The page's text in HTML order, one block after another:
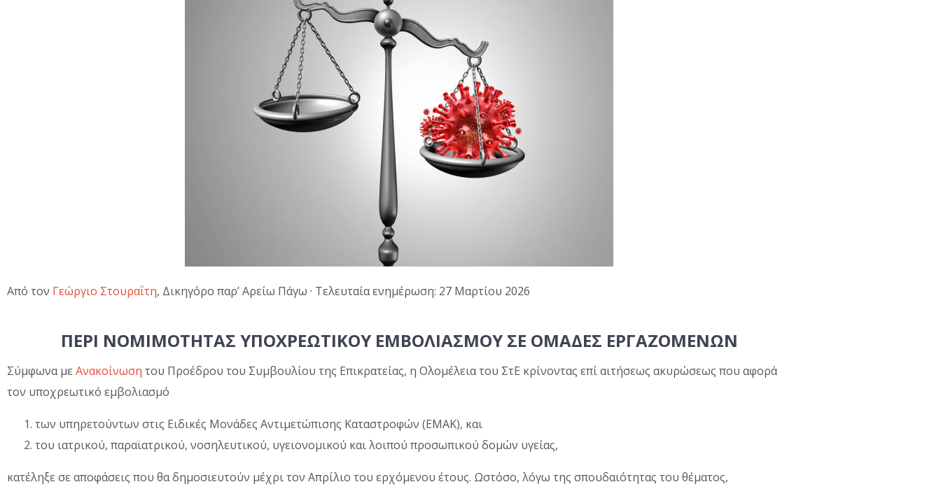
Από τον Γεώργιο Στουραΐτη, Δικηγόρο παρ’ Αρείω Πάγω · Τελευταία ενημέρωση: 27 Μαρτίου 2026
ΠΕΡΙ ΝΟΜΙΜΟΤΗΤΑΣ ΥΠΟΧΡΕΩΤΙΚΟΥ ΕΜΒΟΛΙΑΣΜΟΥ ΣΕ ΟΜΑΔΕΣ ΕΡΓΑΖΟΜΕΝΩΝ
Σύμφωνα με Ανακοίνωση του Προέδρου του Συμβουλίου της Επικρατείας, η Ολομέλεια του ΣτΕ κρίνοντας επί αιτήσεως ακυρώσεως που αφορά
τον υποχρεωτικό εμβολιασμό
των υπηρετούντων στις Ειδικές Μονάδες Αντιμετώπισης Καταστροφών (ΕΜΑΚ), και
του ιατρικού, παραϊατρικού, νοσηλευτικού, υγειονομικού και λοιπού προσωπικού δομών υγείας,
κατέληξε σε αποφάσεις που θα δημοσιευτούν μέχρι τον Απρίλιο του ερχόμενου έτους. Ωστόσο, λόγω της σπουδαιότητας του θέματος,